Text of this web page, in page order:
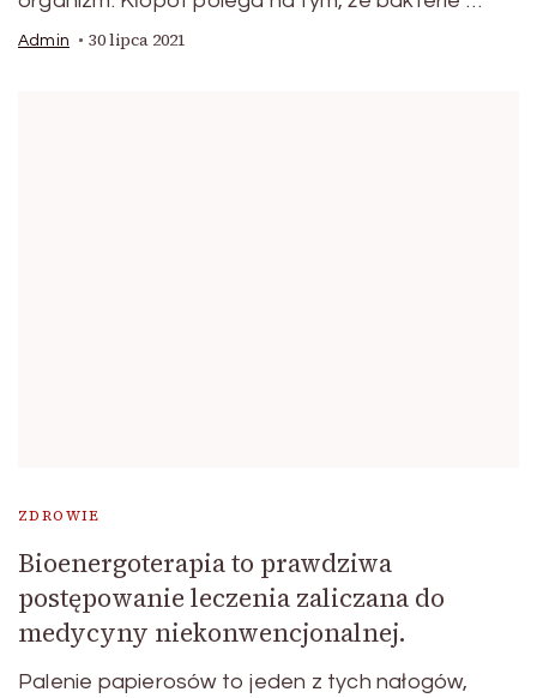
Admin 30 lipca 2021
ZDROWIE
Bioenergoterapia to prawdziwa
postępowanie leczenia zaliczana do
medycyny niekonwencjonalnej.
Palenie papierosów to jeden z tych nałogów,